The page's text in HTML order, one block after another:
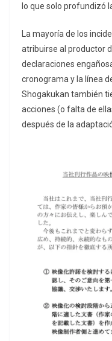
lo que solo profundizó
La mayoría de los
atribuirse al productor
declaraciones
cronograma y la línea
Shogakukan también
acciones (o falta de
después de la